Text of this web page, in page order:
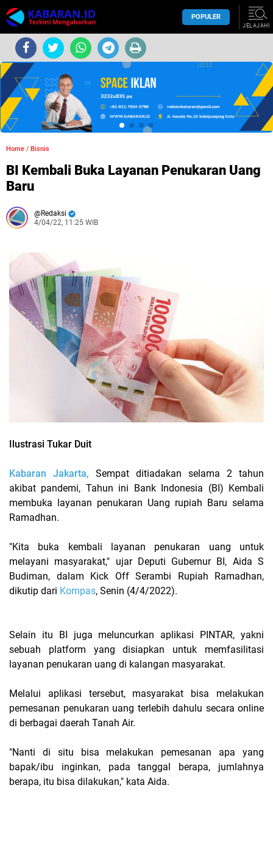
POPULER
JELAJAHI
Home / Bisnis
BI Kembali Buka Layanan Penukaran Uang
Baru
Redaksi
4/04/22, 11:25 WIB
Ilustrasi Tukar Duit
Kabaran Jakarta, Sempat ditiadakan selama 2 tahun
akibat pandemi, Tahun ini Bank Indonesia (BI) Kembali
membuka layanan penukaran Uang rupiah Baru selama
Ramadhan.
"Kita buka kembali layanan penukaran uang untuk
melayani masyarakat," ujar Deputi Gubernur BI, Aida S
Budiman, dalam Kick Off Serambi Rupiah Ramadhan,
dikutip dari Kompas, Senin (4/4/2022).
Selain itu BI juga meluncurkan aplikasi PINTAR, yakni
sebuah platform yang disiapkan untuk memfasilitasi
layanan penukaran uang di kalangan masyarakat.
Melalui aplikasi tersebut, masyarakat bisa melakukan
pemesanan penukaran uang terlebih dahulu secara online
di berbagai daerah Tanah Air.
"Nanti di situ bisa melakukan pemesanan apa yang
bapak/ibu inginkan, pada tanggal berapa, jumlahnya
berapa, itu bisa dilakukan," kata Aida.